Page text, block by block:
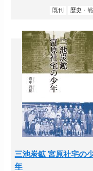
既刊 歴史・
三池炭鉱 宮原社宅の
年